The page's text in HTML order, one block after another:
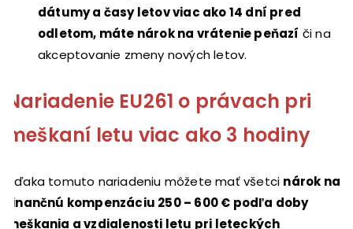
dátumy a časy letov viac ako 14 dní pred
odletom, máte nárok na vrátenie peňazí či na
akceptovanie zmeny nových letov.
Nariadenie EU261 o právach pri
meškaní letu viac ako 3 hodiny
Vďaka tomuto nariadeniu môžete mať všetci nárok na
finančnú kompenzáciu 250 – 600 € podľa doby
meškania a vzdialenosti letu pri leteckých